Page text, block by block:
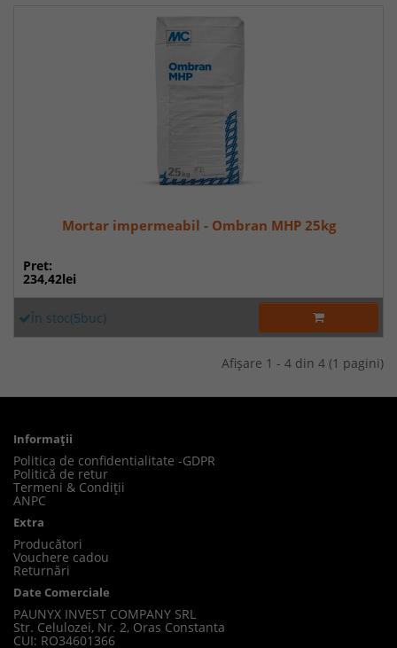
Mortar impermeabil - Ombran MHP 25kg
Pret:
234,42lei
În stoc(5buc)
Afişare 1 - 4 din 4 (1 pagini)
Informaţii
Politica de confidentialitate -GDPR
Politică de retur
Termeni & Condiții
ANPC
Extra
Producători
Vouchere cadou
Returnări
Date Comerciale
PAUNYX INVEST COMPANY SRL
Str. Celulozei, Nr. 2, Oras Constanta
CUI: RO34601366